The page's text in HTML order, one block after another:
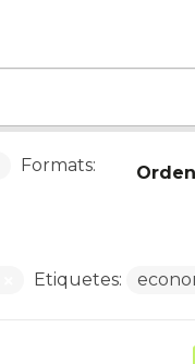
Formats:
Etiquetes: